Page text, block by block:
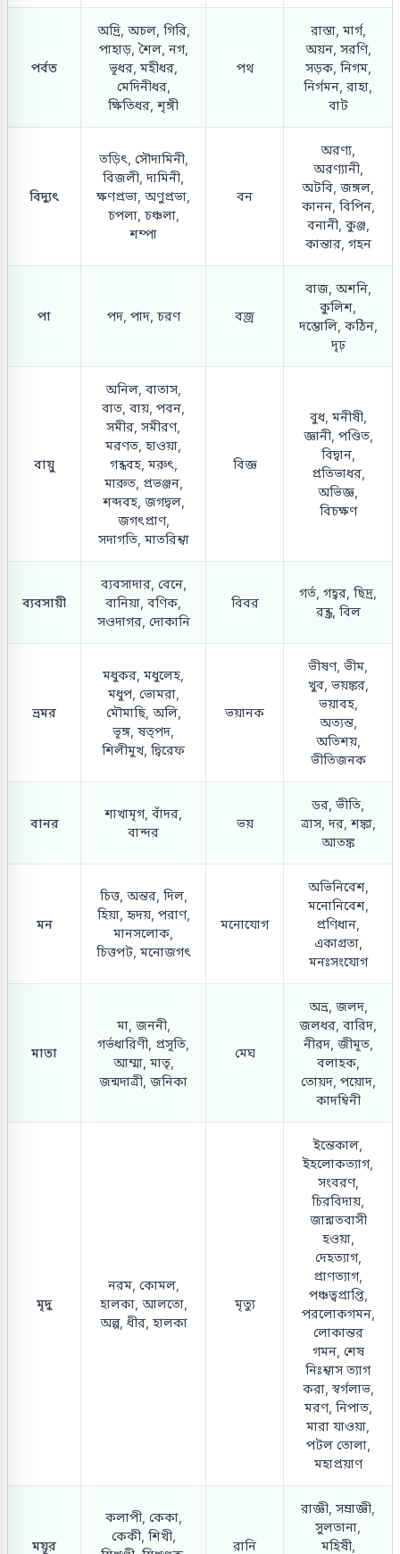
পর্বত
অদ্রি, অচল, গিরি,
পাহাড়, শৈল, নগ,
ভূধর, মহীধর,
মেদিনীধর,
ক্ষিতিধর, শৃঙ্গী
পথ
রাস্তা, মার্গ,
অয়ন, সরণি,
সড়ক, নিগম,
নির্গমন, রাহা,
বাট
বিদ্যুৎ
তড়িৎ, সৌদামিনী,
বিজলী, দামিনী,
ক্ষণপ্রভা, অণুপ্রভা,
চপলা, চঞ্চলা,
শম্পা
বন
অরণ্য,
অরণ্যানী,
অটবি, জঙ্গল,
কানন, বিপিন,
বনানী, কুঞ্জ,
কান্তার, গহন
পা পদ, পাদ, চরণ বজ্র
বাজ, অশনি,
কুলিশ,
দম্ভোলি, কঠিন,
দৃঢ়
বায়ু
অনিল, বাতাস,
বাত, বায়, পবন,
সমীর, সমীরণ,
মরণত, হাওয়া,
গন্ধবহ, মরুৎ,
মারুত, প্রভঞ্জন,
শব্দবহ, জগদ্বল,
জগৎপ্রাণ,
সদাগতি, মাতরিশ্বা
বিজ্ঞ
বুধ, মনীষী,
জ্ঞানী, পণ্ডিত,
বিদ্বান,
প্রতিভাধর,
অভিজ্ঞ,
বিচক্ষণ
ব্যবসায়ী
ব্যবসাদার, বেনে,
বানিয়া, বণিক,
সওদাগর, দোকানি
বিবর
গর্ত, গহ্বর, ছিদ্র,
রন্ধ্র, বিল
ভ্রমর
মধুকর, মধুলেহ,
মধুপ, ভোমরা,
মৌমাছি, অলি,
ভূঙ্গ, ষত্পদ,
শিলীমুখ, দ্বিরেফ
ভয়ানক
ভীষণ, ভীম,
খুব, ভয়ঙ্কর,
ভয়াবহ,
অত্যন্ত,
অতিশয়,
ভীতিজনক
বানর
শাখামৃগ, বাঁদর,
বান্দর
ভয়
ডর, ভীতি,
ত্রাস, দর, শঙ্কা,
আতঙ্ক
মন
চিত্ত, অন্তর, দিল,
হিয়া, হৃদয়, পরাণ,
মানসলোক,
চিত্তপট, মনোজগৎ
মনোযোগ
অভিনিবেশ,
মনোনিবেশ,
প্রণিধান,
একাগ্রতা,
মনঃসংযোগ
মাতা
মা, জননী,
গর্ভধারিণী, প্রসূতি,
আম্মা, মাতৃ,
জন্মদাত্রী, জনিকা
মেঘ
অভ্র, জলদ,
জলধর, বারিদ,
নীরদ, জীমূত,
বলাহক,
তোয়দ, পয়োদ,
কাদম্বিনী
মৃদু
নরম, কোমল,
হালকা, আলতো,
অল্প, ধীর, হালকা
মৃত্যু
ইন্তেকাল,
ইহলোকত্যাগ,
সংবরণ,
চিরবিদায়,
জান্নাতবাসী
হওয়া,
দেহত্যাগ,
প্রাণত্যাগ,
পঞ্চত্বপ্রাপ্তি,
পরলোকগমন,
লোকান্তর
গমন, শেষ
নিঃশ্বাস ত্যাগ
করা, স্বর্গলাভ,
মরণ, নিপাত,
মারা যাওয়া,
পটল তোলা,
মহাপ্রয়াণ
ময়ূর
কলাপী, কেকা,
কেকী, শিখী,
রানি
রাজ্ঞী, সম্রাজ্ঞী,
সুলতানা,
মহিষী,